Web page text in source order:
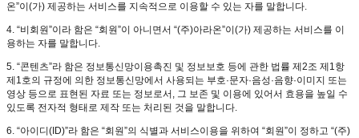
온”이(가) 제공하는 서비스를 지속적으로 이용할 수 있는 자를 말합니다.
4. “비회원”이라 함은 “회원”이 아니면서 “(주)아라온”이(가) 제공하는 서비스를 이
용하는 자를 말합니다.
5. “콘텐츠”라 함은 정보통신망이용촉진 및 정보보호 등에 관한 법률 제2조 제1항
제1호의 규정에 의한 정보통신망에서 사용되는 부호·문자·음성·음향·이미지 또는
영상 등으로 표현된 자료 또는 정보로서, 그 보존 및 이용에 있어서 효용을 높일 수
있도록 전자적 형태로 제작 또는 처리된 것을 말합니다.
6. “아이디(ID)”라 함은 “회원”의 식별과 서비스이용을 위하여 “회원”이 정하고 “(주)